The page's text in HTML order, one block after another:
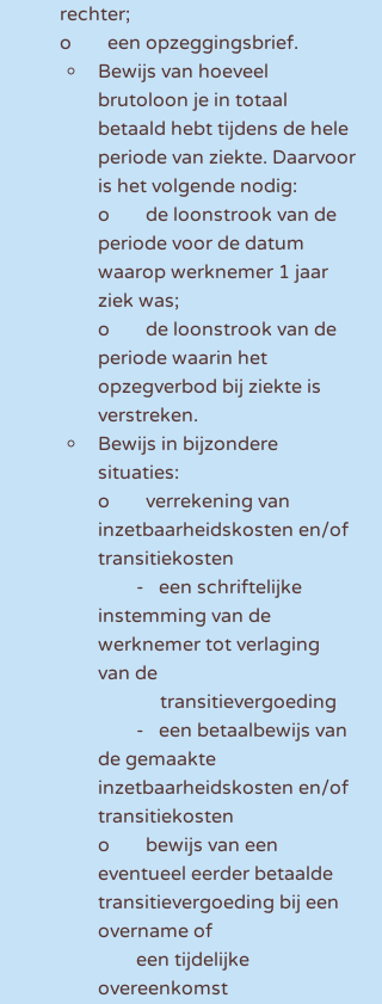
rechter;
o	een opzeggingsbrief.
Bewijs van hoeveel
brutoloon je in totaal
betaald hebt tijdens de hele
periode van ziekte. Daarvoor
is het volgende nodig:
o	de loonstrook van de
periode voor de datum
waarop werknemer 1 jaar
ziek was;
o	de loonstrook van de
periode waarin het
opzegverbod bij ziekte is
verstreken.
Bewijs in bijzondere
situaties:
o	verrekening van
inzetbaarheidskosten en/of
transitiekosten
instemming van de
werknemer tot verlaging
van de
             transitievergoeding
de gemaakte
inzetbaarheidskosten en/of
transitiekosten
o	bewijs van een
eventueel eerder betaalde
transitievergoeding bij een
overname of
overeenkomst